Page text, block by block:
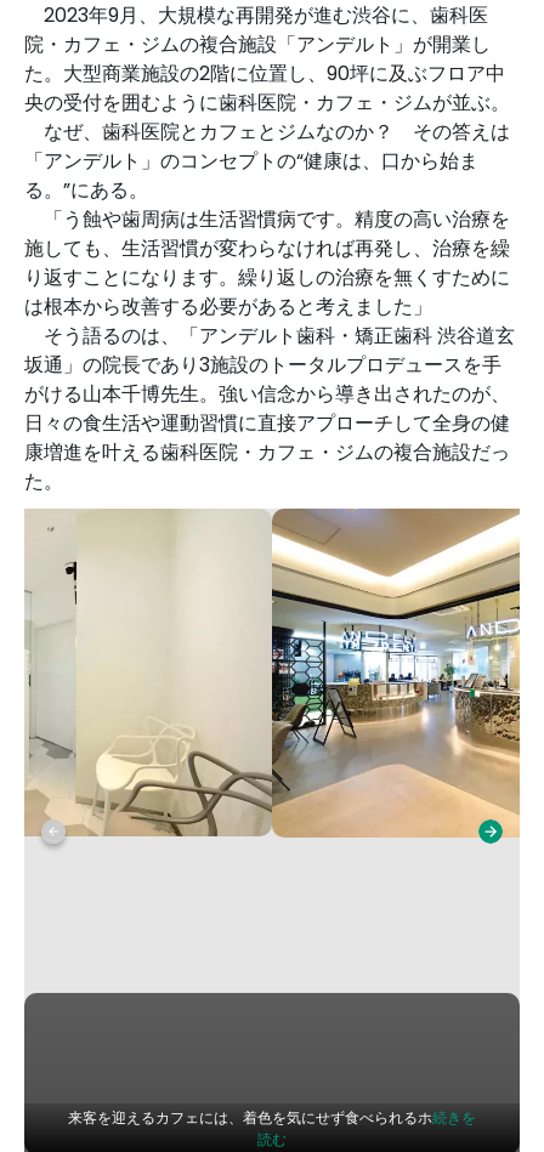
2023年9月、大規模な再開発が進む渋谷に、歯科医
院・カフェ・ジムの複合施設「アンデルト」が開業し
た。大型商業施設の2階に位置し、90坪に及ぶフロア中
央の受付を囲むように歯科医院・カフェ・ジムが並ぶ。
なぜ、歯科医院とカフェとジムなのか？ その答えは
「アンデルト」のコンセプトの“健康は、口から始ま
る。”にある。
「う蝕や歯周病は生活習慣病です。精度の高い治療を
施しても、生活習慣が変わらなければ再発し、治療を繰
り返すことになります。繰り返しの治療を無くすために
は根本から改善する必要があると考えました」
そう語るのは、「アンデルト歯科・矯正歯科 渋谷道玄
坂通」の院長であり3施設のトータルプロデュースを手
がける山本千博先生。強い信念から導き出されたのが、
日々の食生活や運動習慣に直接アプローチして全身の健
康増進を叶える歯科医院・カフェ・ジムの複合施設だっ
た。
来客を迎えるカフェには、着色を気にせず食べられるホ続きを
読む